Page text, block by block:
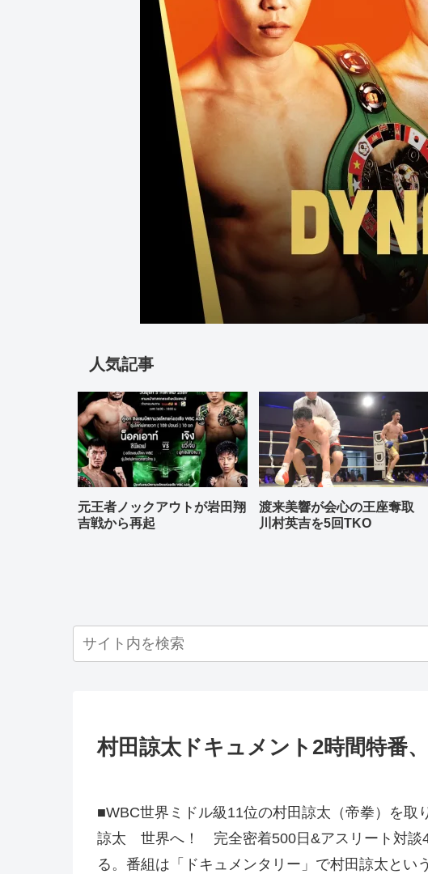
人気記事
元王者ノックアウトが岩田翔
吉戦から再起
渡来美響が会心の王座奪取
川村英吉を5回TKO
村田諒太ドキュメント2時間特番
■WBC世界ミドル級11位の村田諒太（帝拳）を取
諒太 世界へ！ 完全密着500日&アスリート対談
る。番組は「ドキュメンタリー」で村田諒太と